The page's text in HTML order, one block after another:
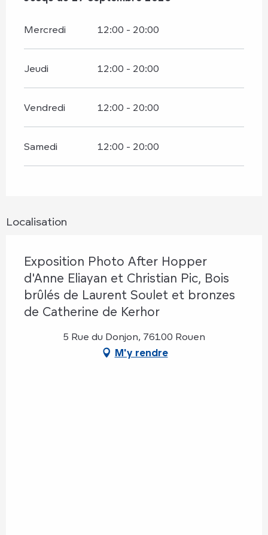
Mercredi 12:00 - 20:00
Jeudi 12:00 - 20:00
Vendredi 12:00 - 20:00
Samedi 12:00 - 20:00
Localisation
Exposition Photo After Hopper
d'Anne Eliayan et Christian Pic, Bois
brûlés de Laurent Soulet et bronzes
de Catherine de Kerhor
5 Rue du Donjon, 76100 Rouen
M'y rendre